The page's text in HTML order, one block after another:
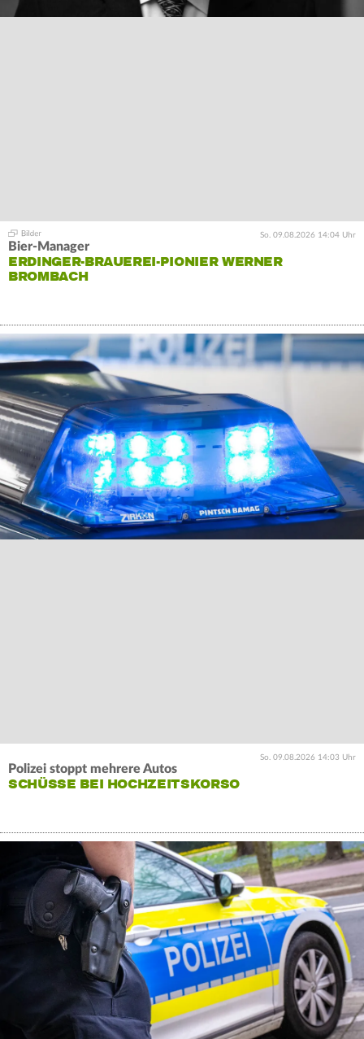
So. 09.08.2026 14:04 Uhr
Bier-Manager
ERDINGER-BRAUEREI-PIONIER WERNER
BROMBACH
So. 09.08.2026 14:03 Uhr
Polizei stoppt mehrere Autos
SCHÜSSE BEI HOCHZEITSKORSO